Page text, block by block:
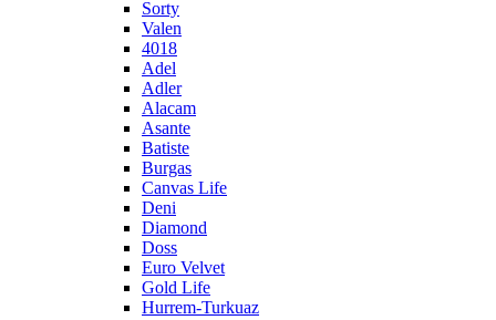
Sorty
Valen
4018
Adel
Adler
Alacam
Asante
Batiste
Burgas
Canvas Life
Deni
Diamond
Doss
Euro Velvet
Gold Life
Hurrem-Turkuaz